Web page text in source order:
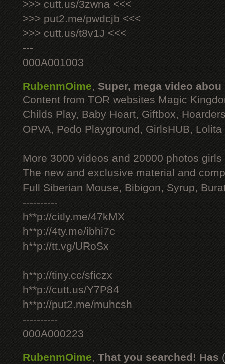
>>> cutt.us/3zwna <<<
>>> put2.me/pwdcjb <<<
>>> cutt.us/t8v1J <<<
---
000A001003
RubenmOime, Super, mega video abou
Content from TOR websites Magic
Childs Play, Baby Heart, Giftbox,
OPVA, Pedo Playground, GirlsHUB, Lolita
More 3000 videos and 20000 photos
The new and exclusive material and
Full Siberian Mouse, Bibigon, Syrup,
----------
h**p://citly.me/47kMX
h**p://4ty.me/ibhi7c
h**p://tt.vg/URoSx
h**p://tiny.cc/sficzx
h**p://cutt.us/Y7P84
h**p://put2.me/muhcsh
----------
000A000223
RubenmOime, That you searched! Has